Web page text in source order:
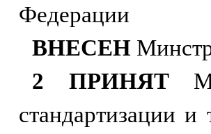
Федерации
ВНЕСЕН
2 ПРИНЯТ
стандартизации